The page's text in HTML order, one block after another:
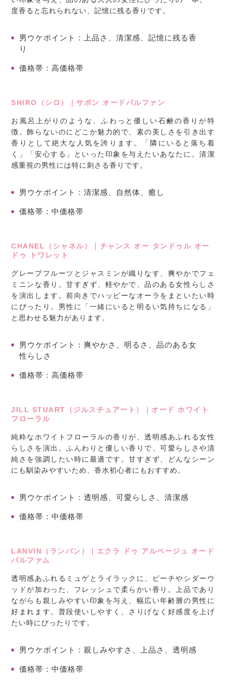
度香ると忘れられない、記憶に残る香りです。
男ウケポイント ：上品さ、清潔感、記憶に残る香
り
価格帯 ：高価格帯
SHIRO（シロ）｜サボン オードパルファン
お風呂上がりのような、ふわっと優しい石鹸の香りが特
徴。飾らないのにどこか魅力的で、素の美しさを引き出す
香りとして絶大な人気を誇ります。「隣にいると落ち着
く」「安心する」といった印象を与えたいあなたに。清潔
感重視の男性には特に刺さる香りです。
男ウケポイント ：清潔感、自然体、癒し
価格帯 ：中価格帯
CHANEL（シャネル）｜チャンス オー タンドゥル オー
ドゥ トワレット
グレープフルーツとジャスミンが織りなす、爽やかでフェ
ミニンな香り。甘すぎず、軽やかで、品のある女性らしさ
を演出します。前向きでハッピーなオーラをまといたい時
にぴったり。男性に「一緒にいると明るい気持ちになる」
と思わせる魅力があります。
男ウケポイント ：爽やかさ、明るさ、品のある女
性らしさ
価格帯 ：高価格帯
JILL STUART（ジルスチュアート）｜オード ホワイト
フローラル
純粋なホワイトフローラルの香りが、透明感あふれる女性
らしさを演出。ふんわりと優しい香りで、可愛らしさや清
純さを強調したい時に最適です。甘すぎず、どんなシーン
にも馴染みやすいため、香水初心者にもおすすめ。
男ウケポイント ：透明感、可愛らしさ、清潔感
価格帯 ：中価格帯
LANVIN（ランバン）｜エクラ ドゥ アルページュ オード
パルファム
透明感あふれるミュゲとライラックに、ピーチやシダーウ
ッドが加わった、フレッシュで柔らかい香り。上品であり
ながらも親しみやすい印象を与え、幅広い年齢層の男性に
好まれます。普段使いしやすく、さりげなく好感度を上げ
たい時にぴったりです。
男ウケポイント ：親しみやすさ、上品さ、透明感
価格帯 ：中価格帯